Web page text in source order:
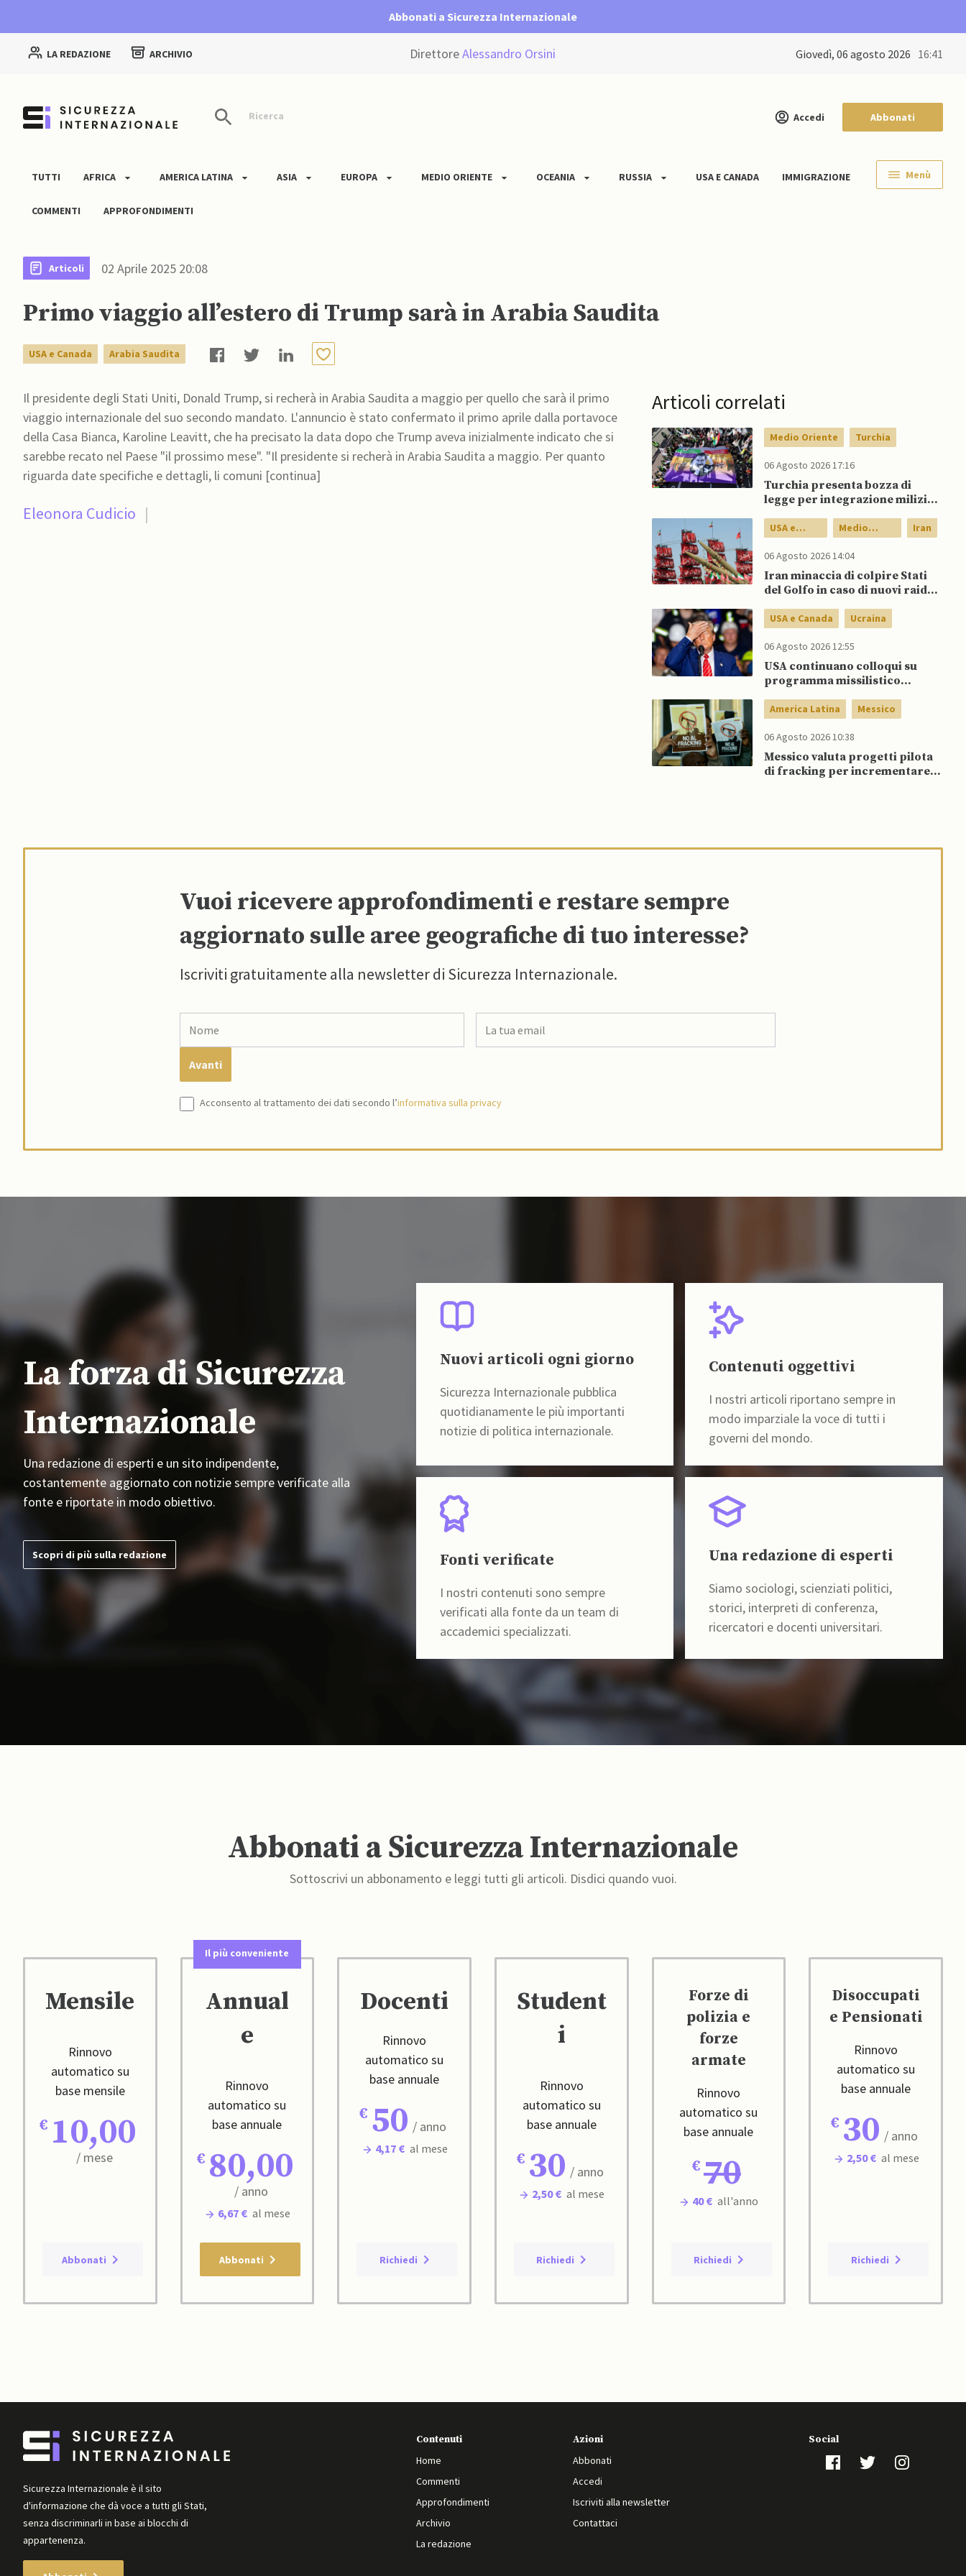
Abbonati a Sicurezza Internazionale
LA REDAZIONE ARCHIVIO DirettoreAlessandro Orsini giovedì, 06 agosto 2026 16:41
Ricerca Accedi Abbonati
TUTTI AFRICA AMERICA LATINA ASIA EUROPA MEDIO ORIENTE OCEANIA RUSSIA USA E CANADA IMMIGRAZIONE
COMMENTI APPROFONDIMENTI
Menù
Articoli 02 Aprile 2025 20:08
Primo viaggio all’estero di Trump sarà in Arabia Saudita
USA e Canada Arabia Saudita
Il presidente degli Stati Uniti, Donald Trump, si recherà in Arabia Saudita a maggio per quello che sarà il primo
viaggio internazionale del suo secondo mandato. L'annuncio è stato confermato il primo aprile dalla portavoce
della Casa Bianca, Karoline Leavitt, che ha precisato la data dopo che Trump aveva inizialmente indicato che si
sarebbe recato nel Paese "il prossimo mese". "Il presidente si recherà in Arabia Saudita a maggio. Per quanto
riguarda date specifiche e dettagli, li comuni [continua]
Eleonora Cudicio |
Articoli correlati
Medio Oriente Turchia
06 Agosto 2026 17:16
Turchia presenta bozza di
legge per integrazione milizie
USA e
Canada
Medio
Oriente
Iran
06 Agosto 2026 14:04
Iran minaccia di colpire Stati
del Golfo in caso di nuovi raid
USA e Canada Ucraina
06 Agosto 2026 12:55
USA continuano colloqui su
programma missilistico
dubbi di Trump, affermano
America Latina Messico
06 Agosto 2026 10:38
Messico valuta progetti pilota
di fracking per incrementare
Vuoi ricevere approfondimenti e restare sempre
aggiornato sulle aree geografiche di tuo interesse?
Iscriviti gratuitamente alla newsletter di Sicurezza Internazionale.
Acconsento al trattamento dei dati secondo l’informativa sulla privacy
La forza di Sicurezza
Internazionale
Una redazione di esperti e un sito indipendente,
costantemente aggiornato con notizie sempre verificate alla
fonte e riportate in modo obiettivo.
Scopri di più sulla redazione
Nuovi articoli ogni giorno
Sicurezza Internazionale pubblica
quotidianamente le più importanti
notizie di politica internazionale.
Contenuti oggettivi
I nostri articoli riportano sempre in
modo imparziale la voce di tutti i
governi del mondo.
Fonti verificate
I nostri contenuti sono sempre
verificati alla fonte da un team di
accademici specializzati.
Una redazione di esperti
Siamo sociologi, scienziati politici,
storici, interpreti di conferenza,
ricercatori e docenti universitari.
Abbonati a Sicurezza Internazionale
Sottoscrivi un abbonamento e leggi tutti gli articoli. Disdici quando vuoi.
Mensile
Rinnovo
automatico su
base mensile
10,00
/ mese
Abbonati
Il più conveniente
Annual
e
Rinnovo
automatico su
base annuale
80,00
/ anno
6,67 € al mese
Abbonati
Docenti
Rinnovo
automatico su
base annuale
50 / anno
4,17 € al mese
Richiedi
Student
i
Rinnovo
automatico su
base annuale
30 / anno
2,50 € al mese
Richiedi
Forze di
polizia e
forze
armate
Rinnovo
automatico su
base annuale
70
40 € all'anno
Richiedi
Disoccupati
e Pensionati
Rinnovo
automatico su
base annuale
30 / anno
2,50 € al mese
Richiedi
Sicurezza Internazionale è il sito
d'informazione che dà voce a tutti gli Stati,
senza discriminarli in base ai blocchi di
appartenenza.
Contenuti
Home
Commenti
Approfondimenti
Archivio
La redazione
Azioni
Abbonati
Accedi
Iscriviti alla newsletter
Contattaci
Social